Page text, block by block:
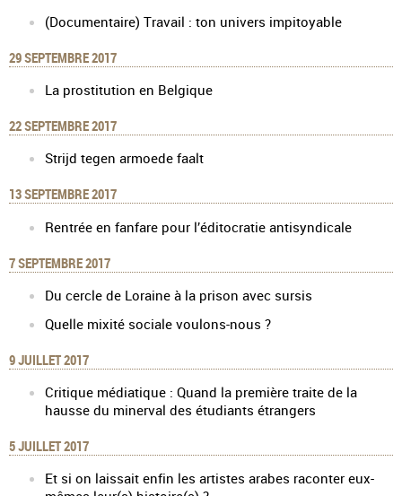
(Documentaire) Travail : ton univers impitoyable
29 SEPTEMBRE 2017
La prostitution en Belgique
22 SEPTEMBRE 2017
Strijd tegen armoede faalt
13 SEPTEMBRE 2017
Rentrée en fanfare pour l’éditocratie antisyndicale
7 SEPTEMBRE 2017
Du cercle de Loraine à la prison avec sursis
Quelle mixité sociale voulons-nous ?
9 JUILLET 2017
Critique médiatique : Quand la première traite de la
hausse du minerval des étudiants étrangers
5 JUILLET 2017
Et si on laissait enfin les artistes arabes raconter eux-